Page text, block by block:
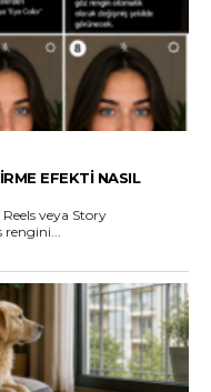
EFEKTI NASIL
veya Story